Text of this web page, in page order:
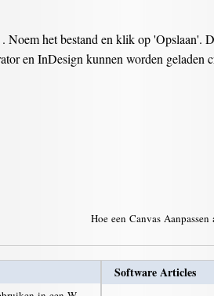
het bestand en klik op 'Opslaan'.
en InDesign kunnen worden geladen
Hoe een Canvas
Software Articles